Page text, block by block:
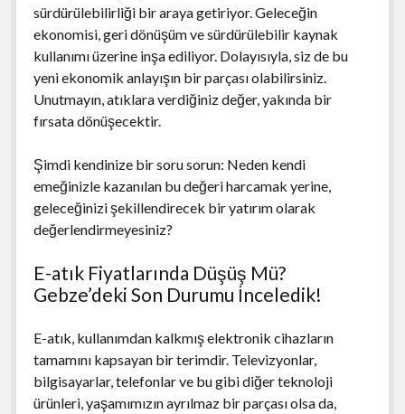
sürdürülebilirliği bir araya getiriyor. Geleceğin
ekonomisi, geri dönüşüm ve sürdürülebilir kaynak
kullanımı üzerine inşa ediliyor. Dolayısıyla, siz de bu
yeni ekonomik anlayışın bir parçası olabilirsiniz.
Unutmayın, atıklara verdiğiniz değer, yakında bir
fırsata dönüşecektir.
Şimdi kendinize bir soru sorun: Neden kendi
emeğinizle kazanılan bu değeri harcamak yerine,
geleceğinizi şekillendirecek bir yatırım olarak
değerlendirmeyesiniz?
E-atık Fiyatlarında Düşüş Mü?
Gebze’deki Son Durumu İnceledik!
E-atık, kullanımdan kalkmış elektronik cihazların
tamamını kapsayan bir terimdir. Televizyonlar,
bilgisayarlar, telefonlar ve bu gibi diğer teknoloji
ürünleri, yaşamımızın ayrılmaz bir parçası olsa da,